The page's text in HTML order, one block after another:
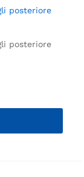
posteriore
posteriore